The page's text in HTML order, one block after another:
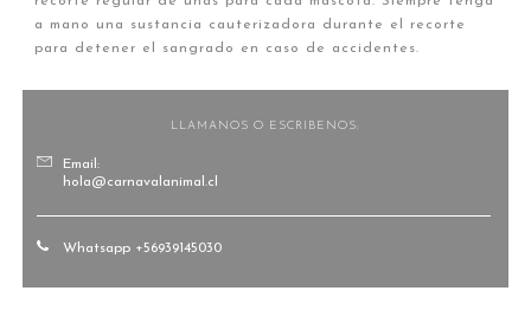
a mano una sustancia cauterizadora durante el recorte
para detener el sangrado en caso de accidentes.
LLAMANOS O ESCRIBENOS:
Email:
hola@carnavalanimal.cl
Whatsapp +56939145030